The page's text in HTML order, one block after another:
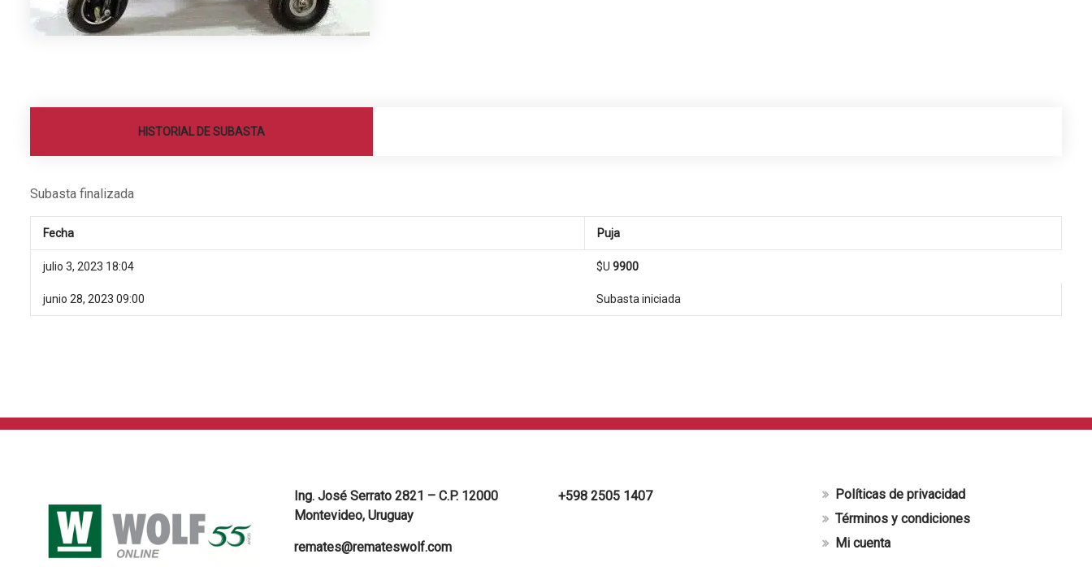
HISTORIAL DE SUBASTA
Subasta finalizada
Fecha Puja
julio 3, 2023 18:04 $U 9900
junio 28, 2023 09:00 Subasta iniciada
Ing. José Serrato 2821 – C.P. 12000
Montevideo, Uruguay
remates@remateswolf.com
+598 2505 1407
Políticas de privacidad
Términos y condiciones
Mi cuenta